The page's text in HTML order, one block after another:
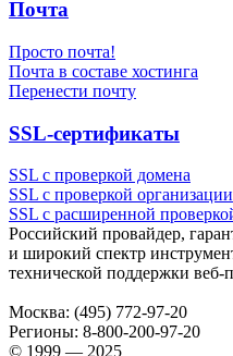
Почта
Просто почта!
Почта в составе хостинга
Перенести почту
SSL-сертификаты
SSL с проверкой домена
SSL с проверкой организации
SSL с расширенной
Российский провайдер,
и широкий спектр
технической поддержки веб-
Москва: (495) 772-97-20
Регионы: 8-800-200-97-20
© 1999 — 2025